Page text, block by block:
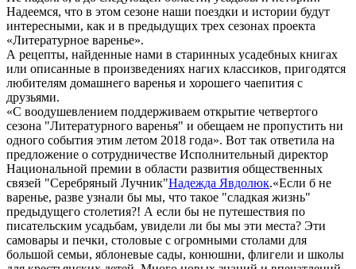
Надеемся, что в этом сезоне наши поездки и истории будут
интересными, как и в предыдущих трех сезонах проекта
«Литературное варенье».
А рецепты, найденные нами в старинных усадебных книгах
или описанные в произведениях нагих классиков, пригодятся
любителям домашнего варенья и хорошего чаепития с
друзьями.
«С воодушевлением поддерживаем открытие четвертого
сезона "Литературного варенья" и обещаем не пропустить ни
одного события этим летом 2018 года». Вот так ответила на
предложение о сотрудничестве Исполнительный директор
Национальной премии в области развития общественных
связей "Серебряный Лучник"Надежда Явдолюк.«Если б не
варенье, разве узнали бы мы, что такое "сладкая жизнь"
предыдущего столетия?! А если бы не путешествия по
писательским усадьбам, увидели ли бы мы эти места? Эти
самовары и печки, столовые с огромными столами для
большой семьи, яблоневые сады, конюшни, флигели и школы